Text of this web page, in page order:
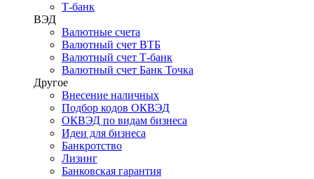
Т-банк
ВЭД
Валютные счета
Валютный счет ВТБ
Валютный счет Т-банк
Валютный счет Банк Точка
Другое
Внесение наличных
Подбор кодов ОКВЭД
ОКВЭД по видам бизнеса
Идеи для бизнеса
Банкротство
Лизинг
Банковская гарантия